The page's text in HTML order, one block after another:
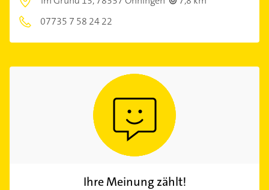
07735 7 58 24 22
Ihre Meinung zählt!